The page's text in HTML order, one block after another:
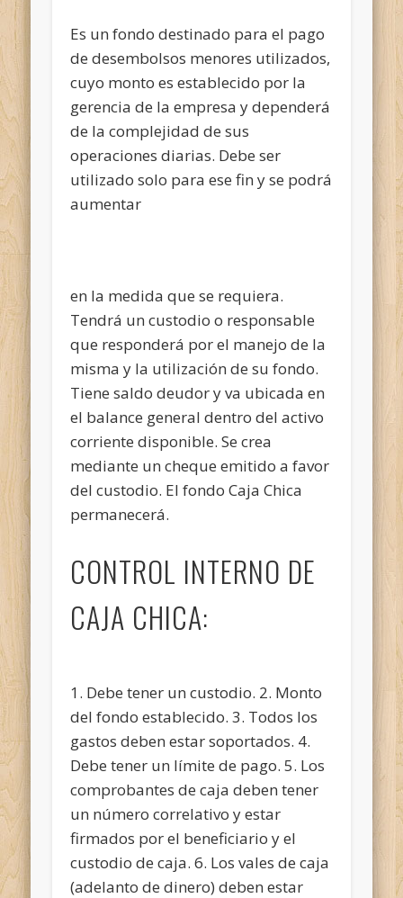
Es un fondo destinado para el pago
de desembolsos menores utilizados,
cuyo monto es establecido por la
gerencia de la empresa y dependerá
de la complejidad de sus
operaciones diarias. Debe ser
utilizado solo para ese fin y se podrá
aumentar
en la medida que se requiera.
Tendrá un custodio o responsable
que responderá por el manejo de la
misma y la utilización de su fondo.
Tiene saldo deudor y va ubicada en
el balance general dentro del activo
corriente disponible. Se crea
mediante un cheque emitido a favor
del custodio. El fondo Caja Chica
permanecerá.
CONTROL INTERNO DE
CAJA CHICA:
1. Debe tener un custodio. 2. Monto
del fondo establecido. 3. Todos los
gastos deben estar soportados. 4.
Debe tener un límite de pago. 5. Los
comprobantes de caja deben tener
un número correlativo y estar
firmados por el beneficiario y el
custodio de caja. 6. Los vales de caja
(adelanto de dinero) deben estar